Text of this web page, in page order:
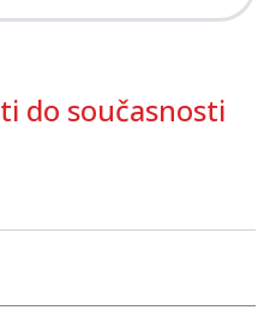
do současnosti